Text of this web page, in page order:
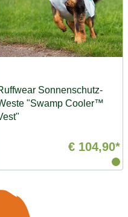
Sonnenschutz-
"Swamp Cooler™
€ 104,90*